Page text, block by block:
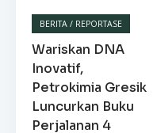
BERITA / REPORTASE
Wariskan DNA
Inovatif,
Petrokimia Gresik
Luncurkan Buku
Perjalanan 4